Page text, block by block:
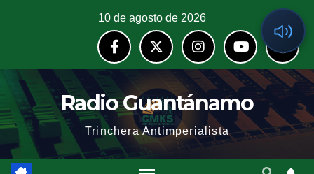
10 de agosto de 2026
Radio Guantánamo
Trinchera Antimperialista